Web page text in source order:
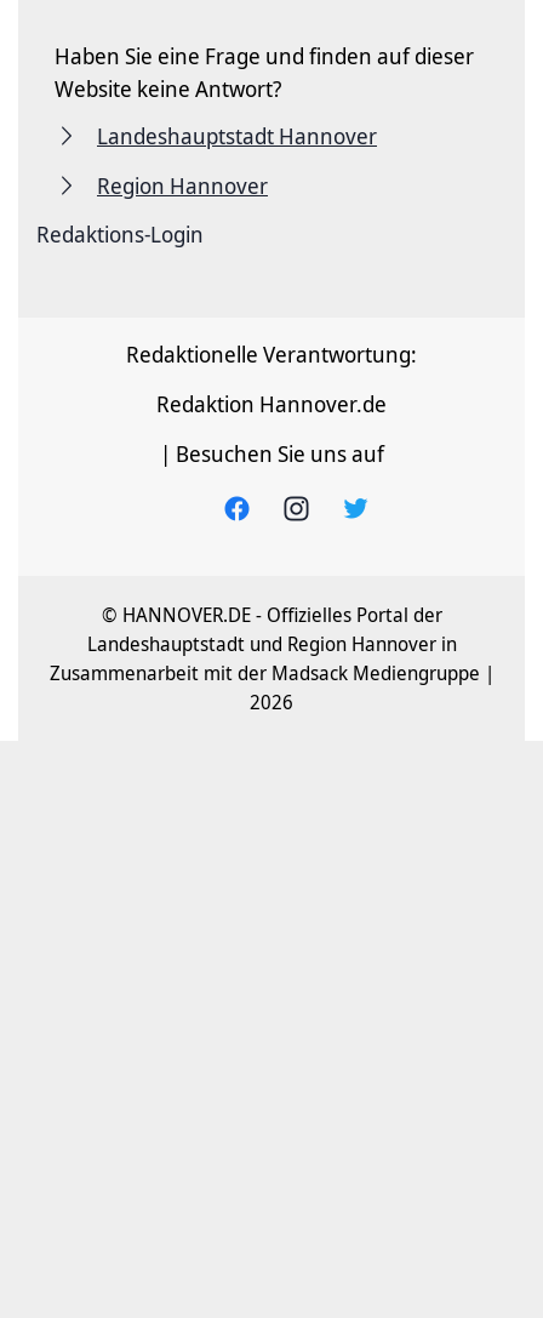
Haben Sie eine Frage und finden auf dieser
Website keine Antwort?
Landeshauptstadt Hannover
Region Hannover
Redaktions-Login
Redaktionelle Verantwortung:
Redaktion Hannover.de
| Besuchen Sie uns auf
© HANNOVER.DE - Offizielles Portal der
Landeshauptstadt und Region Hannover in
Zusammenarbeit mit der Madsack Mediengruppe |
2026